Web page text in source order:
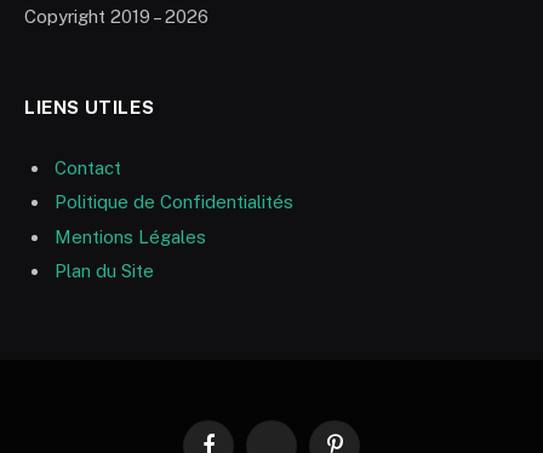
Copyright 2019 – 2026
LIENS UTILES
Contact
Politique de Confidentialités
Mentions Légales
Plan du Site